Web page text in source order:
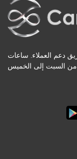
دعم العملاء. ساعات